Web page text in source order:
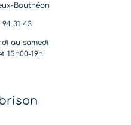
Bouthéon
94 31 43
au samedi
15h00-19h